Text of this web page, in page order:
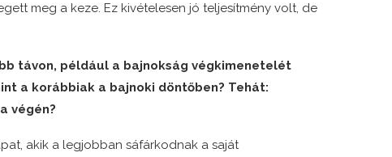
meg a keze. Ez kivételesen jó teljesítmény volt, de
távon, például a bajnokság végkimenetelét
a korábbiak a bajnoki döntőben? Tehát:
végén?
akik a legjobban sáfárkodnak a saját